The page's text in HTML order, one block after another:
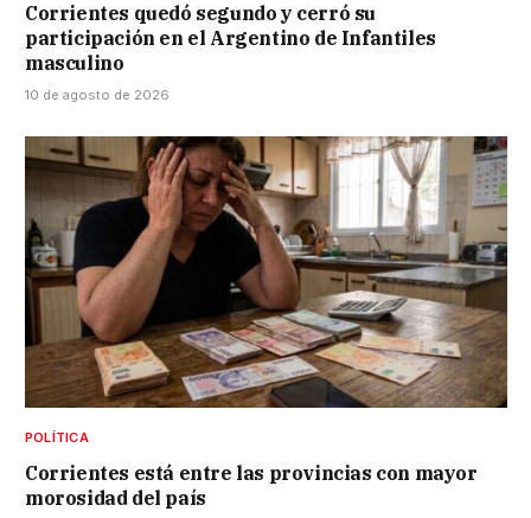
Corrientes quedó segundo y cerró su
participación en el Argentino de Infantiles
masculino
10 de agosto de 2026
POLÍTICA
Corrientes está entre las provincias con mayor
morosidad del país